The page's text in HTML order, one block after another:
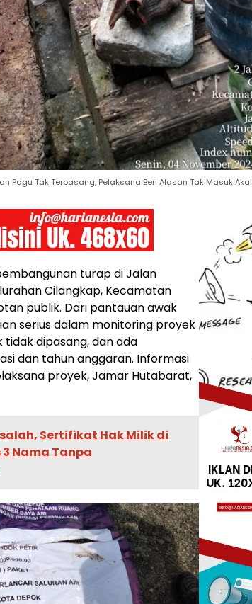
Pagu Tak Terpasang, Pelaksana Beri Alasan Tak Masuk Akal
turap di Jalan
Cilangkap, Kecamatan
publik. Dari pantauan awak
serius dalam monitoring proyek
tidak dipasang, dan ada
dan tahun anggaran. Informasi
proyek, Jamar Hutabarat,
Sertifikat Hak Milik di
Nama Tanpa